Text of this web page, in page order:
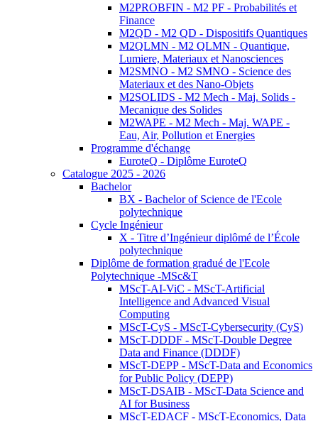
M2PROBFIN - M2 PF - Probabilités et
Finance
M2QD - M2 QD - Dispositifs Quantiques
M2QLMN - M2 QLMN - Quantique,
Lumiere, Materiaux et Nanosciences
M2SMNO - M2 SMNO - Science des
Materiaux et des Nano-Objets
M2SOLIDS - M2 Mech - Maj. Solids -
Mecanique des Solides
M2WAPE - M2 Mech - Maj. WAPE -
Eau, Air, Pollution et Energies
Programme d'échange
EuroteQ - Diplôme EuroteQ
Catalogue 2025 - 2026
Bachelor
BX - Bachelor of Science de l'Ecole
polytechnique
Cycle Ingénieur
X - Titre d’Ingénieur diplômé de l’École
polytechnique
Diplôme de formation gradué de l'Ecole
Polytechnique -MSc&T
MScT-AI-ViC - MScT-Artificial
Intelligence and Advanced Visual
Computing
MScT-CyS - MScT-Cybersecurity (CyS)
MScT-DDDF - MScT-Double Degree
Data and Finance (DDDF)
MScT-DEPP - MScT-Data and Economics
for Public Policy (DEPP)
MScT-DSAIB - MScT-Data Science and
AI for Business
MScT-EDACF - MScT-Economics, Data